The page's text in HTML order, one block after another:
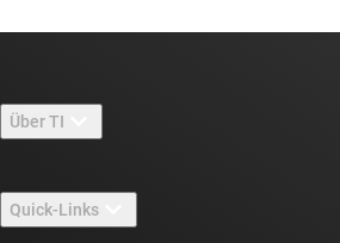
Über TI
Stellenangebote
Quick-Links